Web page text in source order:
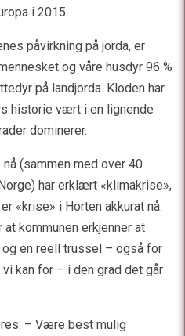
i 2015.
påvirkning på jorda, er
og våre husdyr 96 %
på landjorda. Kloden har
historie vært i en lignende
dominerer.
(sammen med over 40
har erklært «klimakrise»,
«krise» i Horten akkurat nå.
kommunen erkjenner at
en reell trussel – også for
kan for – i den grad det går
– Være best mulig